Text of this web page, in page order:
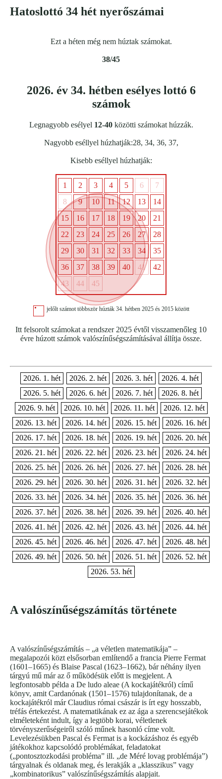
Hatoslottó 34 hét nyerőszámai
Ezt a héten még nem húztak számokat.
38/45
2026. év 34. hétben esélyes lottó 6
számok
Legnagyobb esélyel 12-40közötti számokat húzzák.
Nagyobb eséllyel húzhatják:28, 34, 36, 37,
Kisebb eséllyel húzhatják:
1 2 3 4 5 6
7
8
9 10 11 12 13
14
15
16 17 18 19 20
21
22
23 24 25 26 27
28
29
30 31 32 33 34
35
36
37 38 39 40 41
42
43
44 45
jelőlt számot többször húzták 34. hétben 2025 és 2015 között
Itt felsorolt számokat a rendszer 2025 évtől visszamenőleg 10
évre húzott számok valószínűségszámításával állítja össze.
2026. 1. hét 2026. 2. hét 2026. 3. hét
2026. 4. hét
2026. 5. hét
2026. 6. hét 2026. 7. hét
2026. 8. hét
2026. 9. hét
2026. 10. hét 2026. 11. hét
2026. 12. hét
2026. 13. hét
2026. 14. hét 2026. 15. hét
2026. 16. hét
2026. 17. hét
2026. 18. hét 2026. 19. hét
2026. 20. hét
2026. 21. hét
2026. 22. hét 2026. 23. hét
2026. 24. hét
2026. 25. hét
2026. 26. hét 2026. 27. hét
2026. 28. hét
2026. 29. hét
2026. 30. hét 2026. 31. hét
2026. 32. hét
2026. 33. hét
2026. 34. hét 2026. 35. hét
2026. 36. hét
2026. 37. hét
2026. 38. hét 2026. 39. hét
2026. 40. hét
2026. 41. hét
2026. 42. hét 2026. 43. hét
2026. 44. hét
2026. 45. hét
2026. 46. hét 2026. 47. hét
2026. 48. hét
2026. 49. hét
2026. 50. hét 2026. 51. hét
2026. 52. hét
2026. 53. hét
A valószínűségszámítás története
A valószínűségszámítás – „a véletlen matematikája” –
megalapozói közt elsősorban említendő a francia Pierre Fermat
(1601–1665) és Blaise Pascal (1623–1662), bár néhány ilyen
tárgyú mű már az ő működésük előtt is megjelent. A
legfontosabb példa a De ludo aleae (A kockajátékról) című
könyv, amit Cardanónak (1501–1576) tulajdonítanak, de a
kockajátékról már Claudius római császár is írt egy hosszabb,
tréfás értekezést. A matematikának ez az ága a szerencsejátékok
elméleteként indult, így a legtöbb korai, véletlenek
törvényszerűségeiről szóló műnek hasonló címe volt.
Levelezésükben Pascal és Fermat is a kockázáshoz és egyéb
játékokhoz kapcsolódó problémákat, feladatokat
(„pontosztozkodási probléma” ill. „de Méré lovag problémája”)
tárgyalnak és oldanak meg, és lerakják a „klasszikus” vagy
„kombinatorikus” valószínűségszámítás alapjait.